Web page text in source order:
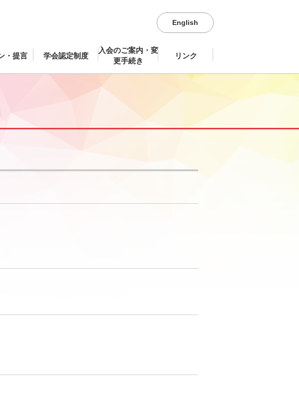
English
・提言 学会認定制度
入会のご案内・変
更手続き
リンク